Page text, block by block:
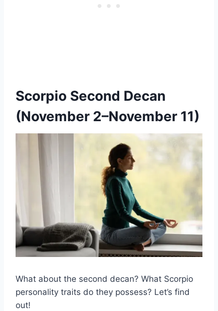
Scorpio Second Decan
(November 2–November 11)
What about the second decan? What Scorpio
personality traits do they possess? Let’s find
out!